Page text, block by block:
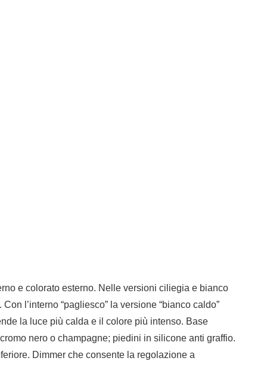
e colorato esterno. Nelle versioni ciliegia e bianco
l’interno “pagliesco” la versione “bianco caldo”
la luce più calda e il colore più intenso. Base
nero o champagne; piedini in silicone anti graffio.
Dimmer che consente la regolazione a